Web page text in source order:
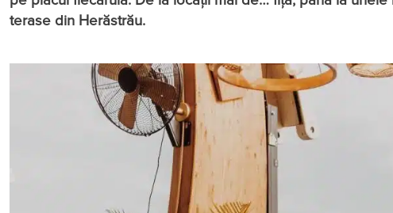
terase din Herăstrău.